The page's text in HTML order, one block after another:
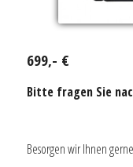
699,- €
Bitte fragen Sie
Besorgen wir Ihnen gerne